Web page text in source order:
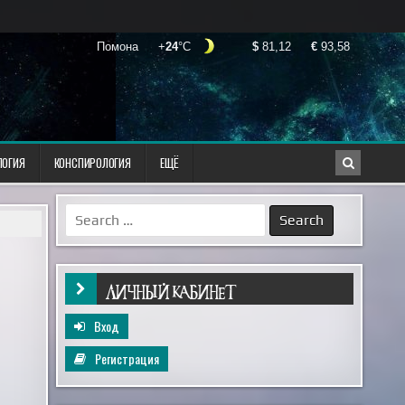
КОНСПИРОЛОГИЯ ЕЩЁ
Search
for:
ЛИЧНЫЙ КАБИНЕТ
Вход
Регистрация